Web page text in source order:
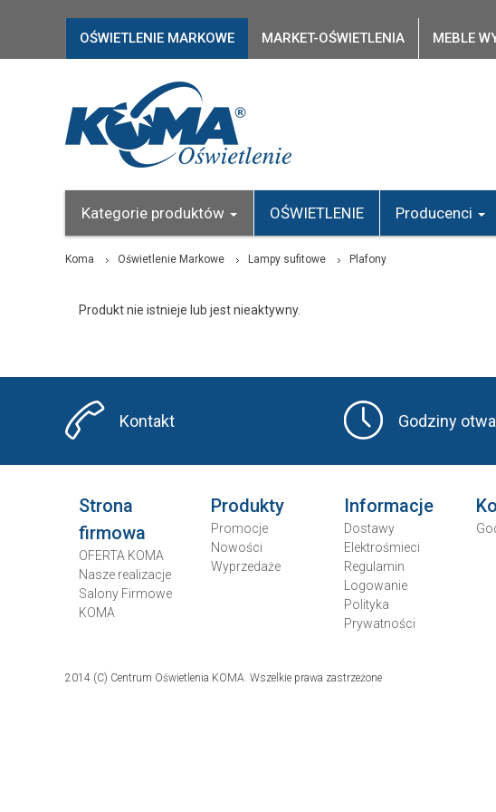
OŚWIETLENIE MARKOWE MARKET-OŚWIETLENIA MEBLE
Kategorie produktów OŚWIETLENIE Producenci
Koma Oświetlenie Markowe Lampy sufitowe Plafony
Produkt nie istnieje lub jest nieaktywny.
Kontakt Godziny
Strona
firmowa
OFERTA KOMA
Nasze realizacje
Salony Firmowe
KOMA
Produkty
Promocje
Nowości
Wyprzedaże
Informacje
Dostawy
Elektrośmieci
Regulamin
Logowanie
Polityka
Prywatności
2014 (C) Centrum Oświetlenia KOMA. Wszelkie prawa zastrzeżone